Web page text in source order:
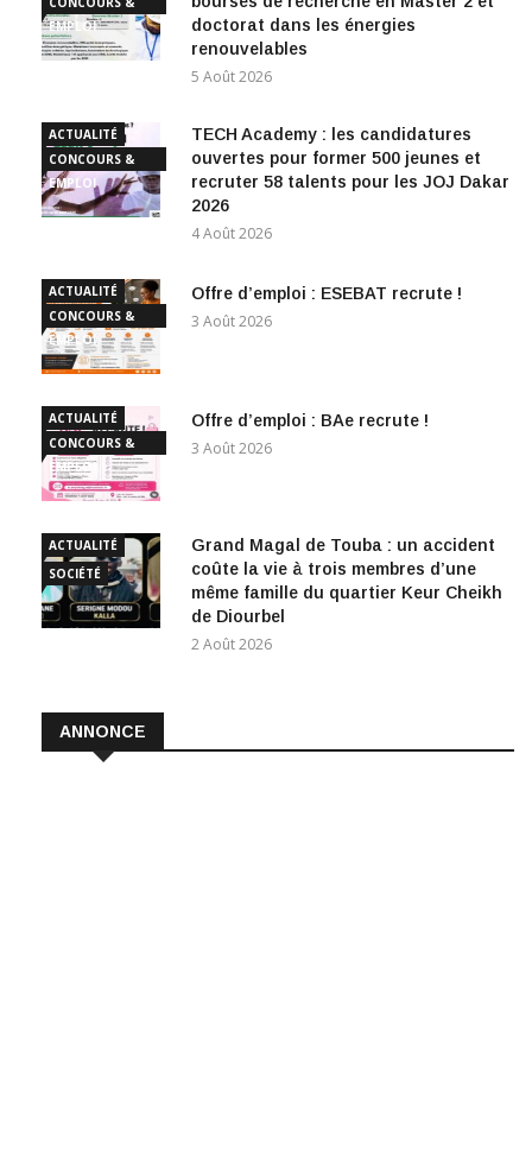
EMPLOI
doctorat dans les énergies
renouvelables
5 Août 2026
ACTUALITÉ
CONCOURS &
EMPLOI
TECH Academy : les candidatures
ouvertes pour former 500 jeunes et
recruter 58 talents pour les JOJ Dakar
2026
4 Août 2026
ACTUALITÉ
CONCOURS &
EMPLOI
Offre d’emploi : ESEBAT recrute !
3 Août 2026
ACTUALITÉ
CONCOURS &
EMPLOI
Offre d’emploi : BAe recrute !
3 Août 2026
ACTUALITÉ
SOCIÉTÉ
Grand Magal de Touba : un accident
coûte la vie à trois membres d’une
même famille du quartier Keur Cheikh
de Diourbel
2 Août 2026
ANNONCE